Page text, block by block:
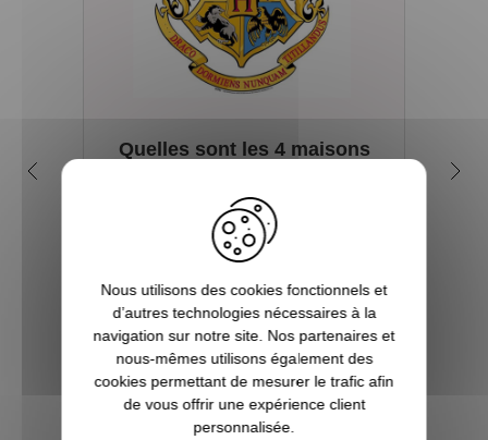
Quelles sont les 4 maisons
Depuis sa première parution en 1997, et
plus encore avec l’arrivée du film en 2001,
culture mondiale. La Pottermania nous a
tous et toutes touchées. Qui n’a pas
attendu, fébrilement, le jour de s...
VOIR L'ARTICLE
Nous utilisons des cookies fonctionnels et
d’autres technologies nécessaires à la
navigation sur notre site. Nos partenaires et
nous-mêmes utilisons également des
cookies permettant de mesurer le trafic afin
de vous offrir une expérience client
personnalisée.